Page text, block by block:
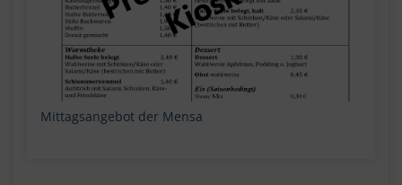
Mittagsangebot der Mensa